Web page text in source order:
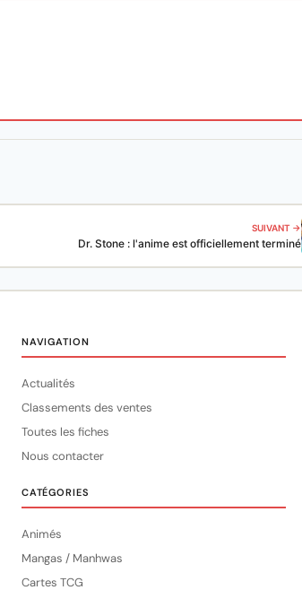
SUIVANT →
Dr. Stone : l'anime est officiellement terminé
NAVIGATION
Actualités
Classements des ventes
Toutes les fiches
Nous contacter
CATÉGORIES
Animés
Mangas / Manhwas
Cartes TCG